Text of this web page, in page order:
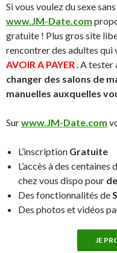
Si vous voulez du sexe
www.JM-Date.com
gratuite ! Plus gros site
rencontrer des adultes qui
AVOIR A PAYER. A tester
changer des salons de
manuelles auxquelles
Surwww.JM-Date.com
L’inscription Gratuite
L’accès à des centaines
chez vous dispo pour
Des fonctionnalités de
Des photos et vidéos
JE